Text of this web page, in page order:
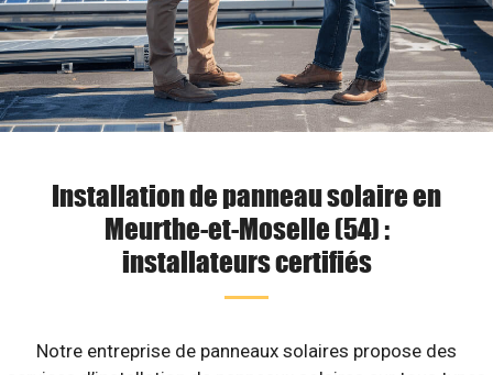
Installation de panneau solaire en
Meurthe-et-Moselle (54) :
installateurs certifiés
Notre entreprise de panneaux solaires propose des